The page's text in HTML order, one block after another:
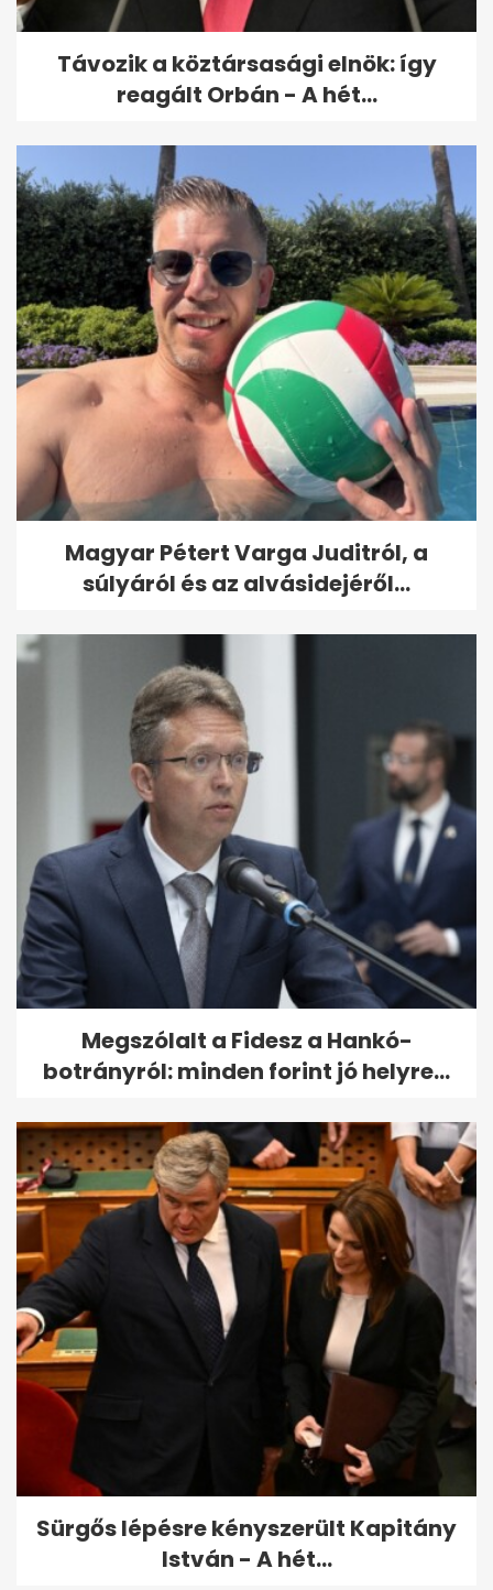
Távozik a köztársasági elnök: így
reagált Orbán - A hét...
Magyar Pétert Varga Juditról, a
súlyáról és az alvásidejéről...
Megszólalt a Fidesz a Hankó-
botrányról: minden forint jó helyre...
Sürgős lépésre kényszerült Kapitány
István - A hét...